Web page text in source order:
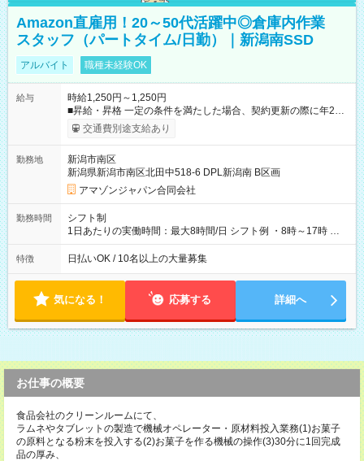
Amazon直雇用！20～50代活躍中◎倉庫内作業
スタッフ（パートタイム/日勤）｜新潟南SSD
アルバイト 職種未経験OK
給与
時給1,250円～1,250円
■昇給・昇格 一定の条件を満たした場合、契約更新の際に年2回
まで昇給の機会があります。 ■正社員登用制度あり ※月末締/翌
月25日支払い ※時間外手当、別途支給 ※深夜割増賃金 (22:00～
☆Amazon直雇用で安定して働けます！ 【試用期間】試用期間
あり 試用期間の長さ：1週間 雇用形態、給与は本採用時と同じ
です。
交通費別途支給あり
勤務地
新潟市南区
新潟県新潟市南区北田中518-6 DPL新潟南 B区画
アマゾンジャパン合同会社
勤務時間
シフト制
1日あたりの実働時間：最大8時間/日 シフト例 ・8時～17時 ・
12時～21時
特徴 日払いOK / 10名以上の大量募集
気になる！ 応募する 詳細へ
お仕事の概要
食品会社のクリーンルームにて、
ラムネやタブレットの製造で機械オペレーター・原材料投入業務(1)お菓子
の原料となる粉末を投入する(2)お菓子を作る機械の操作(3)30分に1回完成
品の厚み、